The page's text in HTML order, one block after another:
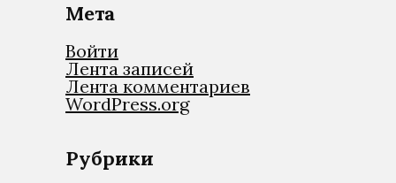
Мета
Войти
Лента записей
Лента комментариев
WordPress.org
Рубрики